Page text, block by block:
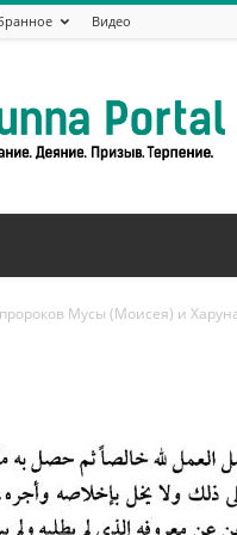
Видео
Портал